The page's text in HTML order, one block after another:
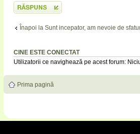
Scrie un răspuns
Înapoi la Sunt incepator, am nevoie de
CINE ESTE CONECTAT
Utilizatorii ce navighează pe acest forum:
Prima pagină